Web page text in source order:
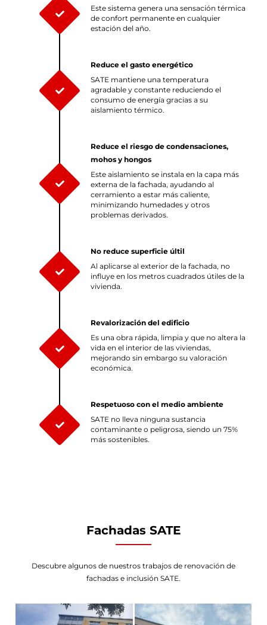
Este sistema genera una sensación térmica
de confort permanente en cualquier
estación del año.
Reduce el gasto energético
SATE mantiene una temperatura
agradable y constante reduciendo el
consumo de energía gracias a su
aislamiento térmico.
Reduce el riesgo de condensaciones,
mohos y hongos
Este aislamiento se instala en la capa más
externa de la fachada, ayudando al
cerramiento a estar más caliente,
minimizando humedades y otros
problemas derivados.
No reduce superficie últil
Al aplicarse al exterior de la fachada, no
influye en los metros cuadrados útiles de la
vivienda.
Revalorización del edificio
Es una obra rápida, limpia y que no altera la
vida en el interior de las viviendas,
mejorando sin embargo su valoración
económica.
Respetuoso con el medio ambiente
SATE no lleva ninguna sustancia
contaminante o peligrosa, siendo un 75%
más sostenibles.
Fachadas SATE
Descubre algunos de nuestros trabajos de renovación de
fachadas e inclusión SATE.